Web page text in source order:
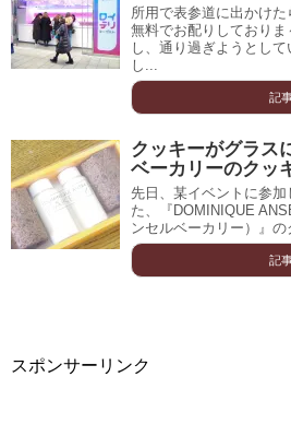
所用で表参道に出かけ
無料でお配りしており
し、通り過ぎようとし
し...
記
クッキーがグラス
ベーカリーのクッ
先日、某イベントに参
た、『DOMINIQUE
ンセルベーカリー）』の
記
スポンサーリンク